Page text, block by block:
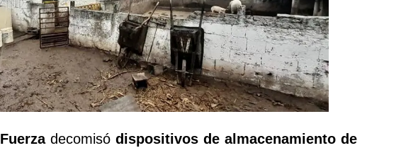
Fuerzadecomisó dispositivos de almacenamiento de